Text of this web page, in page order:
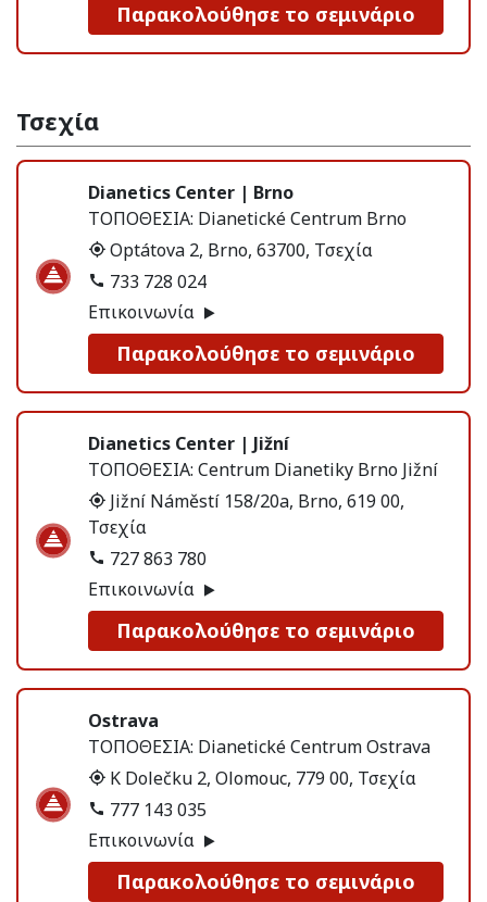
Παρακολούθησε το σεμινάριο
Τσεχία
Dianetics Center | Brno
ΤΟΠΟΘΕΣΙΑ: Dianetické Centrum Brno
Optátova 2, Brno, 63700, Τσεχία
733 728 024
Επικοινωνία
Παρακολούθησε το σεμινάριο
Dianetics Center | Jižní
ΤΟΠΟΘΕΣΙΑ: Centrum Dianetiky Brno Jižní
Jižní Náměstí 158/20a, Brno, 619 00,
Τσεχία
727 863 780
Επικοινωνία
Παρακολούθησε το σεμινάριο
Ostrava
ΤΟΠΟΘΕΣΙΑ: Dianetické Centrum Ostrava
K Dolečku 2, Olomouc, 779 00, Τσεχία
777 143 035
Επικοινωνία
Παρακολούθησε το σεμινάριο